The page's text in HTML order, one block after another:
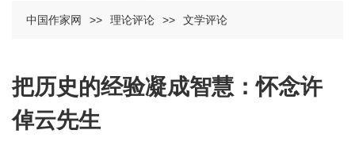
中国作家网 >> 理论评论 >> 文学评论
把历史的经验凝成智慧：怀念许
倬云先生